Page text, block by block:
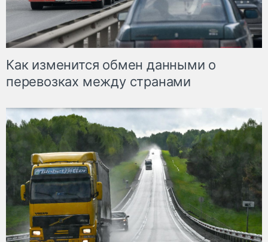
Как изменится обмен данными о
перевозках между странами